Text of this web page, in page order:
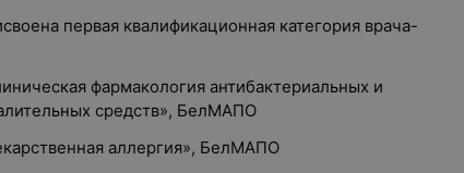
первая квалификационная категория врача-
фармакология антибактериальных и
средств», БелМАПО
аллергия», БелМАПО